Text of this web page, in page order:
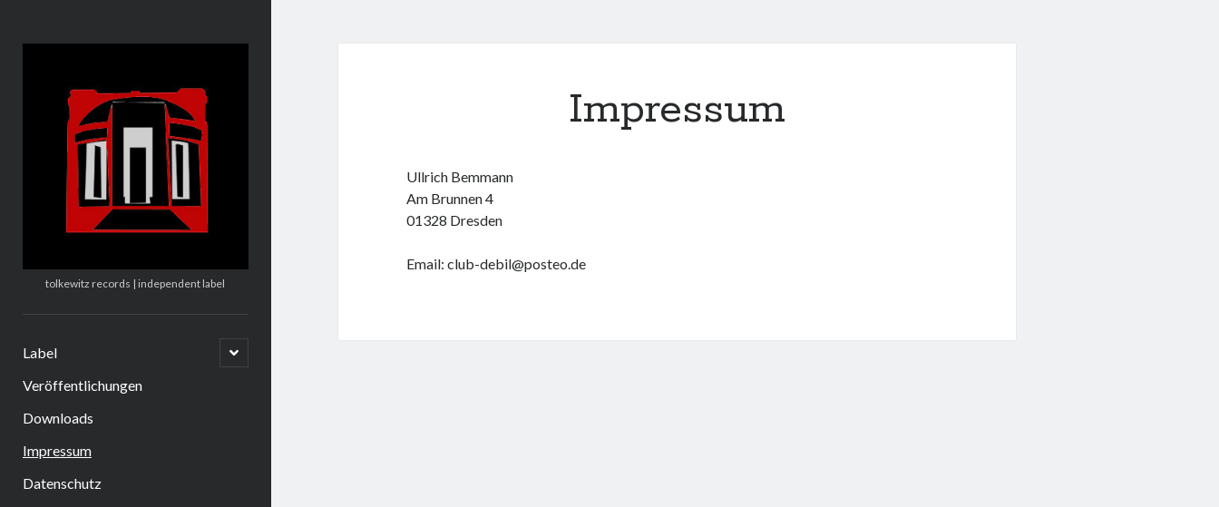
tolkewitz records | independent label
Label
Untermenü
öffnen
Veröffentlichungen
Downloads
Impressum
Datenschutz
Impressum
Ullrich Bemmann
Am Brunnen 4
01328 Dresden
Email: club-debil@posteo.de